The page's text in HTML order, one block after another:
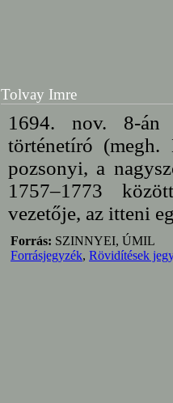
Tolvay Imre
1694. nov. 8-án
történetíró
pozsonyi, a
1757–1773
vezetője, az itteni
Forrás: SZINNYEI, ÚMIL
Forrásjegyzék, Rövidítések